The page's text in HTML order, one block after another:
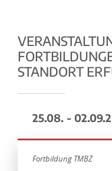
STANDORT
25.08. -
Fortbildung TMBZ